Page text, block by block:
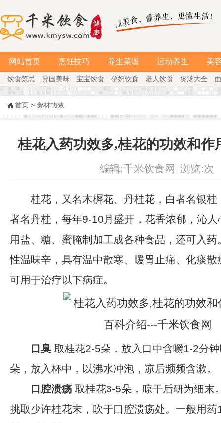
网站首页 烹饪技巧 养生菜谱 运动养生 美
饮食禁忌 异国美味 宝宝饮食 孕妇饮食 老人饮食 煲汤大全
首页 > 食材功效
桂花入药功效多,桂花的功效和作
编辑:千米饮食网 浏览:次
桂花，又名木樨花、丹桂花，白者名银桂
者名丹桂，每年9-10月盛开，花香浓郁，沁
用盐、糖、蜜腌制加工成各种食品，还可入
性温味辛，具有温中散寒、暖胃止痛、化痰散
可用于治疗以下病症。
口臭 取桂花2-5朵，放入口中含嚼1-2分
朵，放入杯中，以沸水冲泡，凉后频频含漱。
口腔溃疡 取桂花3-5朵，晾干后研为细末
挑取少许桂花末，吹于口腔溃疡处。一般用